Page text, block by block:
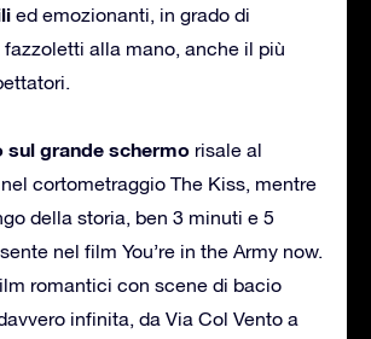
ed emozionanti, in grado di
fazzoletti alla mano, anche il più
sul grande schermo risale al
cortometraggio The Kiss, mentre
della storia, ben 3 minuti e 5
nel film You’re in the Army now.
romantici con scene di bacio
infinita, da Via Col Vento a